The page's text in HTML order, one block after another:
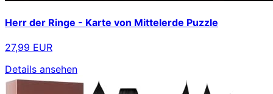
Herr der Ringe - Karte von Mittelerde Puzzle
27,99 EUR
Details ansehen